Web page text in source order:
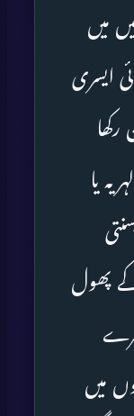
میں
ایسری
یا
پھول
میں